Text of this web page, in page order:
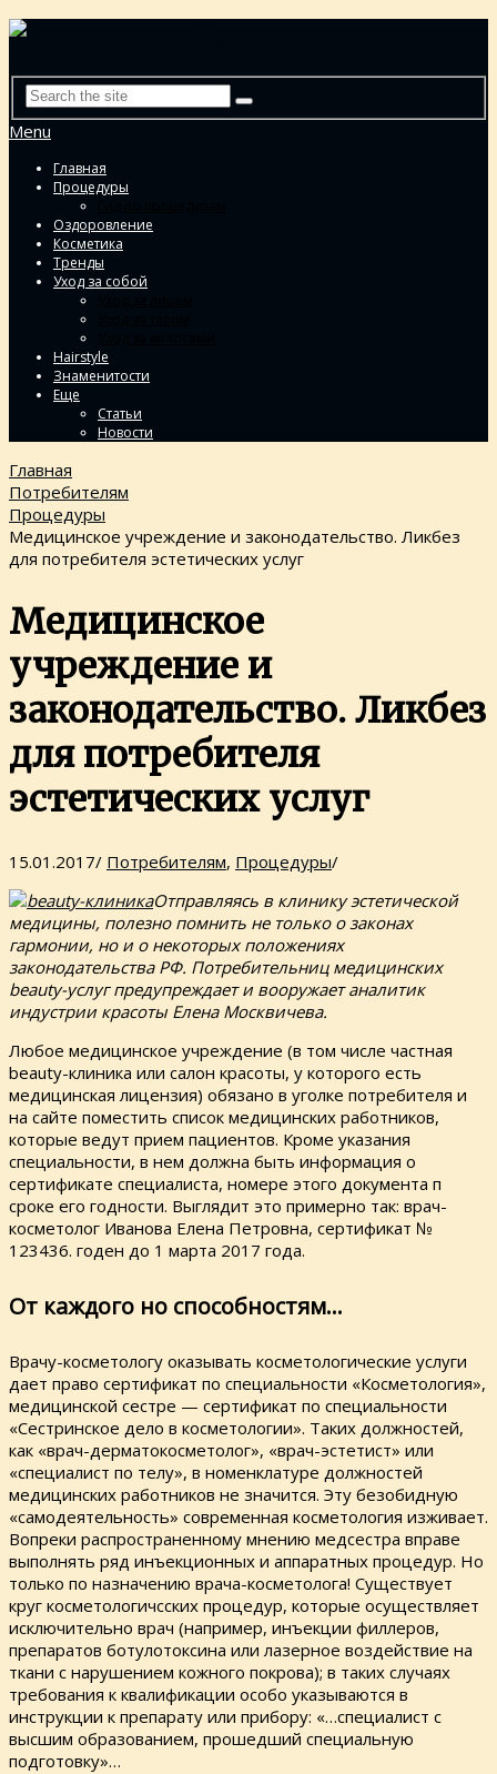
Menu
Главная
Процедуры
Оздоровление
Косметика
Тренды
Уход за собой
Hairstyle
Знаменитости
Еще
Статьи
Новости
Главная
Потребителям
Процедуры
Медицинское учреждение и законодательство. Ликбез
для потребителя эстетических услуг
Медицинское
учреждение и
законодательство. Ликбез
для потребителя
эстетических услуг
15.01.2017/ Потребителям, Процедуры/
Отправляясь в клинику эстетической
медицины, полезно помнить не только о законах
гармонии, но и о некоторых положениях
законодательства РФ. Потребительниц медицинских
beauty-услуг предупреждает и вооружает аналитик
индустрии красоты Елена Москвичева.
Любое медицинское учреждение (в том числе частная
beauty-клиника или салон красоты, у которого есть
медицинская лицензия) обязано в уголке потребителя и
на сайте поместить список медицинских работников,
которые ведут прием пациентов. Кроме указания
специальности, в нем должна быть информация о
сертификате специалиста, номере этого документа п
сроке его годности. Выглядит это примерно так: врач-
косметолог Иванова Елена Петровна, сертификат №
123436. годен до 1 марта 2017 года.
От каждого но способностям…
Врачу-косметологу оказывать косметологические услуги
дает право сертификат по специальности «Косметология»,
медицинской сестре — сертификат по специальности
«Сестринское дело в косметологии». Таких должностей,
как «врач-дерматокосметолог», «врач-эстетист» или
«специалист по телу», в номенклатуре должностей
медицинских работников не значится. Эту безобидную
«самодеятельность» современная косметология изживает.
Вопреки распространенному мнению медсестра вправе
выполнять ряд инъекционных и аппаратных процедур. Но
только по назначению врача-косметолога! Существует
круг косметологичсских процедур, которые осуществляет
исключительно врач (например, инъекции филлеров,
препаратов ботулотоксина или лазерное воздействие на
ткани с нарушением кожного покрова); в таких случаях
требования к квалификации особо указываются в
инструкции к препарату или прибору: «…специалист с
высшим образованием, прошедший специальную
подготовку»…